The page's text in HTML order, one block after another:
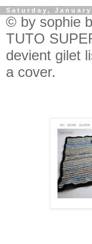
Saturday, January
© by sophie
TUTO
devient gilet
a cover.